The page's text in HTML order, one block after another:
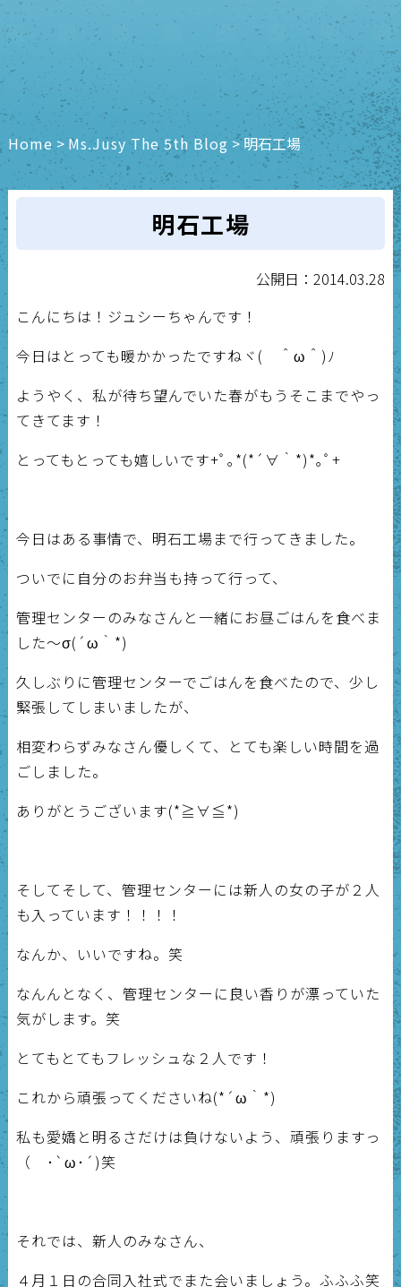
Home> Ms.Jusy The 5th Blog >明石工場
明石工場
公開日：2014.03.28
こんにちは！ジュシーちゃんです！
今日はとっても暖かかったですねヾ( ＾ω＾)ﾉ
ようやく、私が待ち望んでいた春がもうそこまでやっ
てきてます！
とってもとっても嬉しいです+ﾟ｡*(*´∀｀*)*｡ﾟ+
今日はある事情で、明石工場まで行ってきました。
ついでに自分のお弁当も持って行って、
管理センターのみなさんと一緒にお昼ごはんを食べま
した～σ(´ω｀*)
久しぶりに管理センターでごはんを食べたので、少し
緊張してしまいましたが、
相変わらずみなさん優しくて、とても楽しい時間を過
ごしました。
ありがとうございます(*≧∀≦*)
そしてそして、管理センターには新人の女の子が２人
も入っています！！！！
なんか、いいですね。笑
なんんとなく、管理センターに良い香りが漂っていた
気がします。笑
とてもとてもフレッシュな２人です！
これから頑張ってくださいね(*´ω｀*)
私も愛嬌と明るさだけは負けないよう、頑張りますっ
（ ･`ω･´)笑
それでは、新人のみなさん、
４月１日の合同入社式でまた会いましょう。ふふふ笑